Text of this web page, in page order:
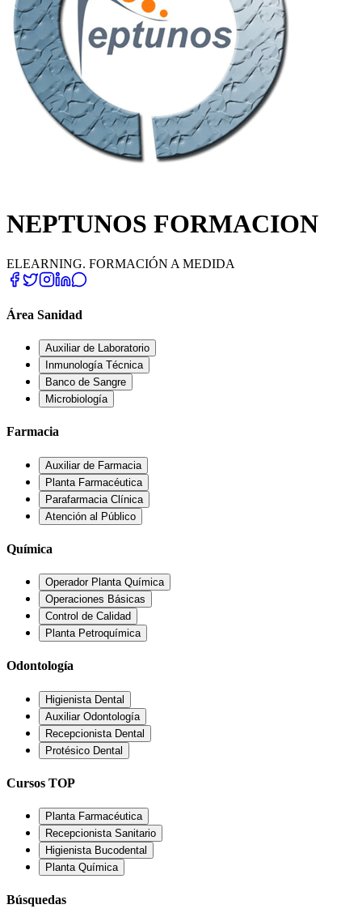
NEPTUNOS FORMACION
ELEARNING. FORMACIÓN A MEDIDA
Área Sanidad
Auxiliar de Laboratorio
Inmunología Técnica
Banco de Sangre
Microbiología
Farmacia
Auxiliar de Farmacia
Planta Farmacéutica
Parafarmacia Clínica
Atención al Público
Química
Operador Planta Química
Operaciones Básicas
Control de Calidad
Planta Petroquímica
Odontología
Higienista Dental
Auxiliar Odontología
Recepcionista Dental
Protésico Dental
Cursos TOP
Planta Farmacéutica
Recepcionista Sanitario
Higienista Bucodental
Planta Química
Búsquedas